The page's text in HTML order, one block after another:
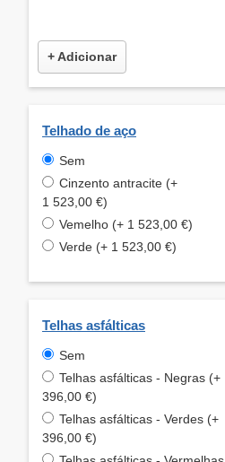
+ Adicionar
Telhado de aço
Sem
Cinzento antracite (+
1 523,00 €)
Vemelho (+ 1 523,00 €)
Verde (+ 1 523,00 €)
Telhas asfálticas
Sem
Telhas asfálticas - Negras (+
396,00 €)
Telhas asfálticas - Verdes (+
396,00 €)